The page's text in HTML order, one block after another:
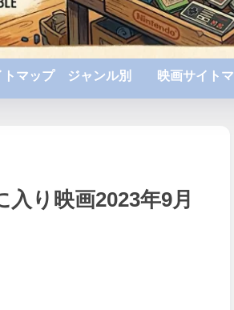
トマップ ジャンル別 映画サイト
り映画2023年9月